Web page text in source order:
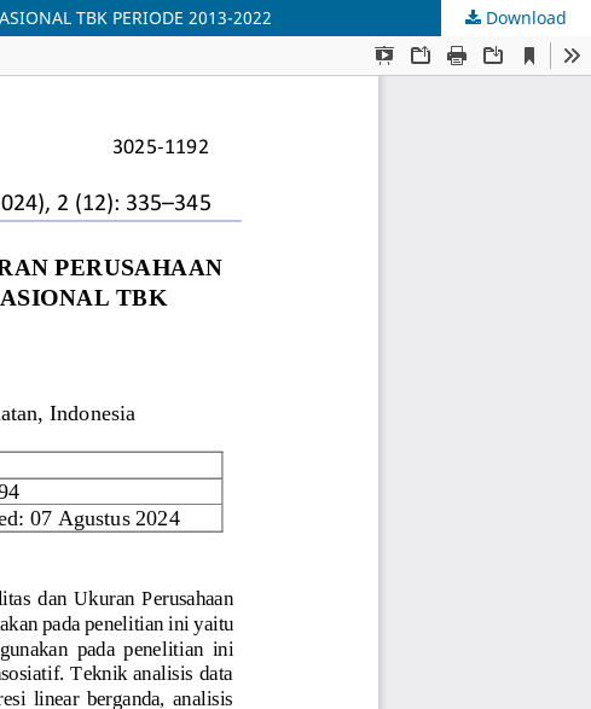
TBK PERIODE 2013-2022 Download